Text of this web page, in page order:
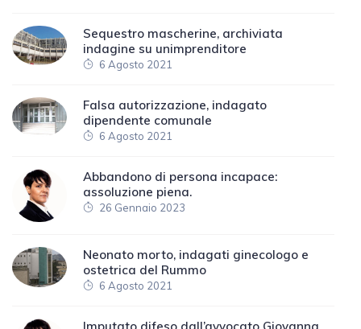
Sequestro mascherine, archiviata
indagine su unimprenditore
6 Agosto 2021
Falsa autorizzazione, indagato
dipendente comunale
6 Agosto 2021
Abbandono di persona incapace:
assoluzione piena.
26 Gennaio 2023
Neonato morto, indagati ginecologo e
ostetrica del Rummo
6 Agosto 2021